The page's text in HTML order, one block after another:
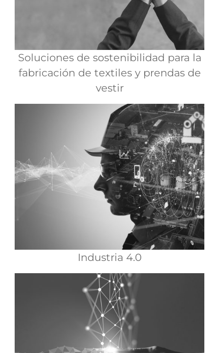
Soluciones de sostenibilidad para la
fabricación de textiles y prendas de
vestir
Industria 4.0